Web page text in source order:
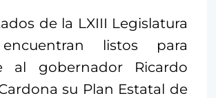
de la LXIII Legislatura
listos para
al gobernador Ricardo
su Plan Estatal de